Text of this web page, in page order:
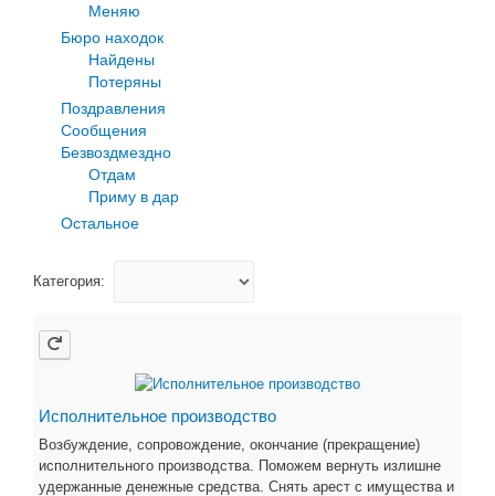
Меняю
Бюро находок
Найдены
Потеряны
Поздравления
Сообщения
Безвоздмездно
Отдам
Приму в дар
Остальное
Категория:
Исполнительное производство
Возбуждение, сопровождение, окончание (прекращение)
исполнительного производства. Поможем вернуть излишне
удержанные денежные средства. Снять арест с имущества и